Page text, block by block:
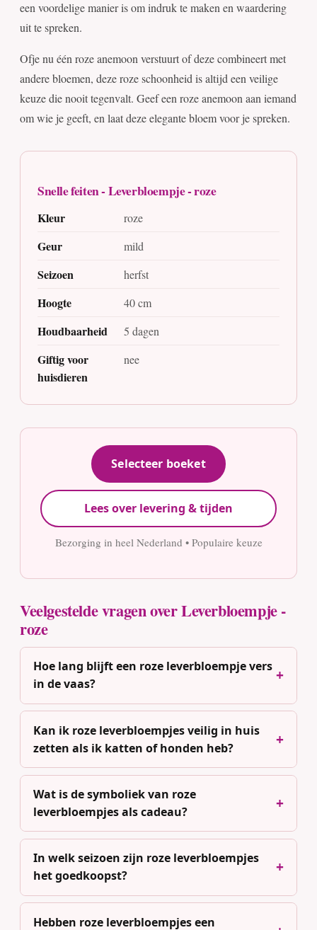
een voordelige manier is om indruk te maken en waardering
uit te spreken.
Ofje nu één roze anemoon verstuurt of deze combineert met
andere bloemen, deze roze schoonheid is altijd een veilige
keuze die nooit tegenvalt. Geef een roze anemoon aan iemand
om wie je geeft, en laat deze elegante bloem voor je spreken.
Snelle feiten - Leverbloempje - roze
Kleur roze
Geur mild
Seizoen herfst
Hoogte 40 cm
Houdbaarheid 5 dagen
Giftig voor
huisdieren
nee
Selecteer boeket
Lees over levering & tijden
Bezorging in heel Nederland • Populaire keuze
Veelgestelde vragen over Leverbloempje -
roze
Hoe lang blijft een roze leverbloempje vers
in de vaas?
Kan ik roze leverbloempjes veilig in huis
zetten als ik katten of honden heb?
Wat is de symboliek van roze
leverbloempjes als cadeau?
In welk seizoen zijn roze leverbloempjes
het goedkoopst?
Hebben roze leverbloempjes een